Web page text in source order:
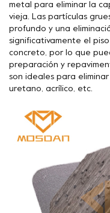
metal para eliminar la
vieja. Las partículas
profundo y una
significativamente el
concreto, por lo que
preparación y
son ideales para eliminar
uretano, acrílico, etc.